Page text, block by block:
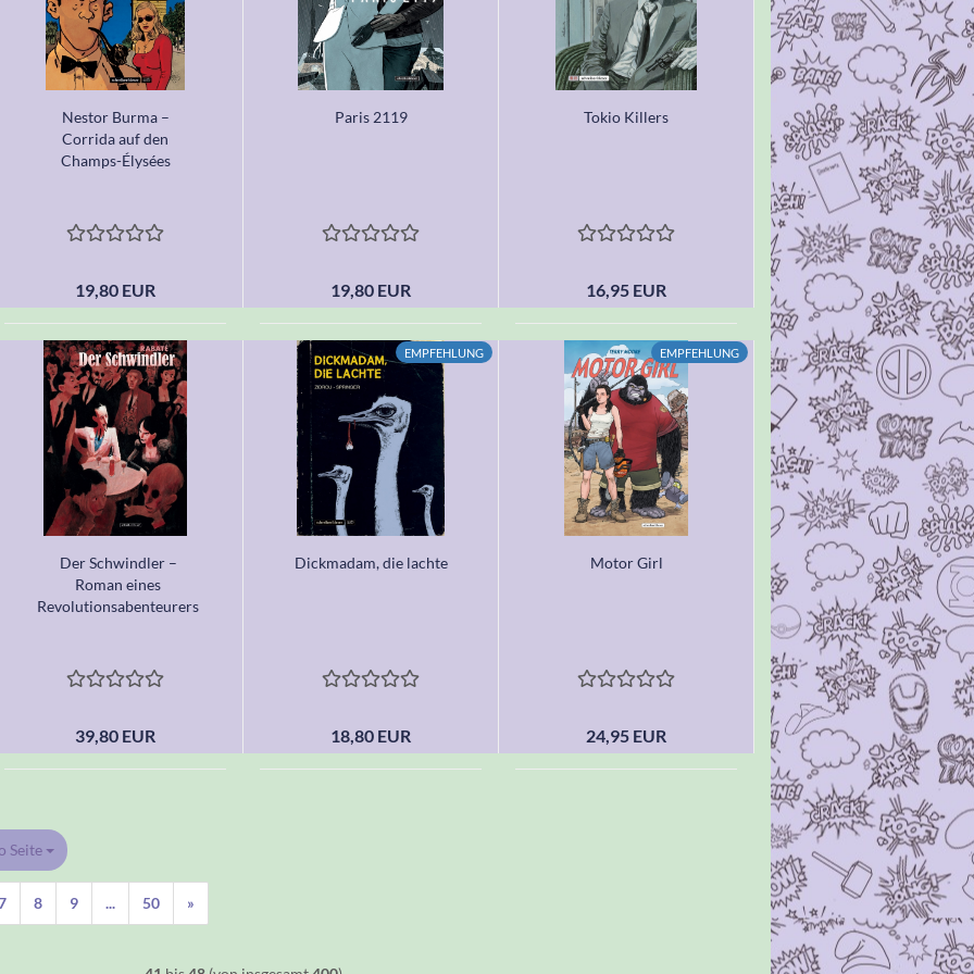
Nestor Burma –
Corrida auf den
Champs-Élysées
19,80 EUR
Paris 2119
19,80 EUR
Tokio Killers
16,95 EUR
Der Schwindler –
Roman eines
Revolutionsabenteurers
39,80 EUR
EMPFEHLUNG
Dickmadam, die lachte
18,80 EUR
EMPFEHLUNG
Motor Girl
24,95 EUR
Seite
8 9 ... 50 »